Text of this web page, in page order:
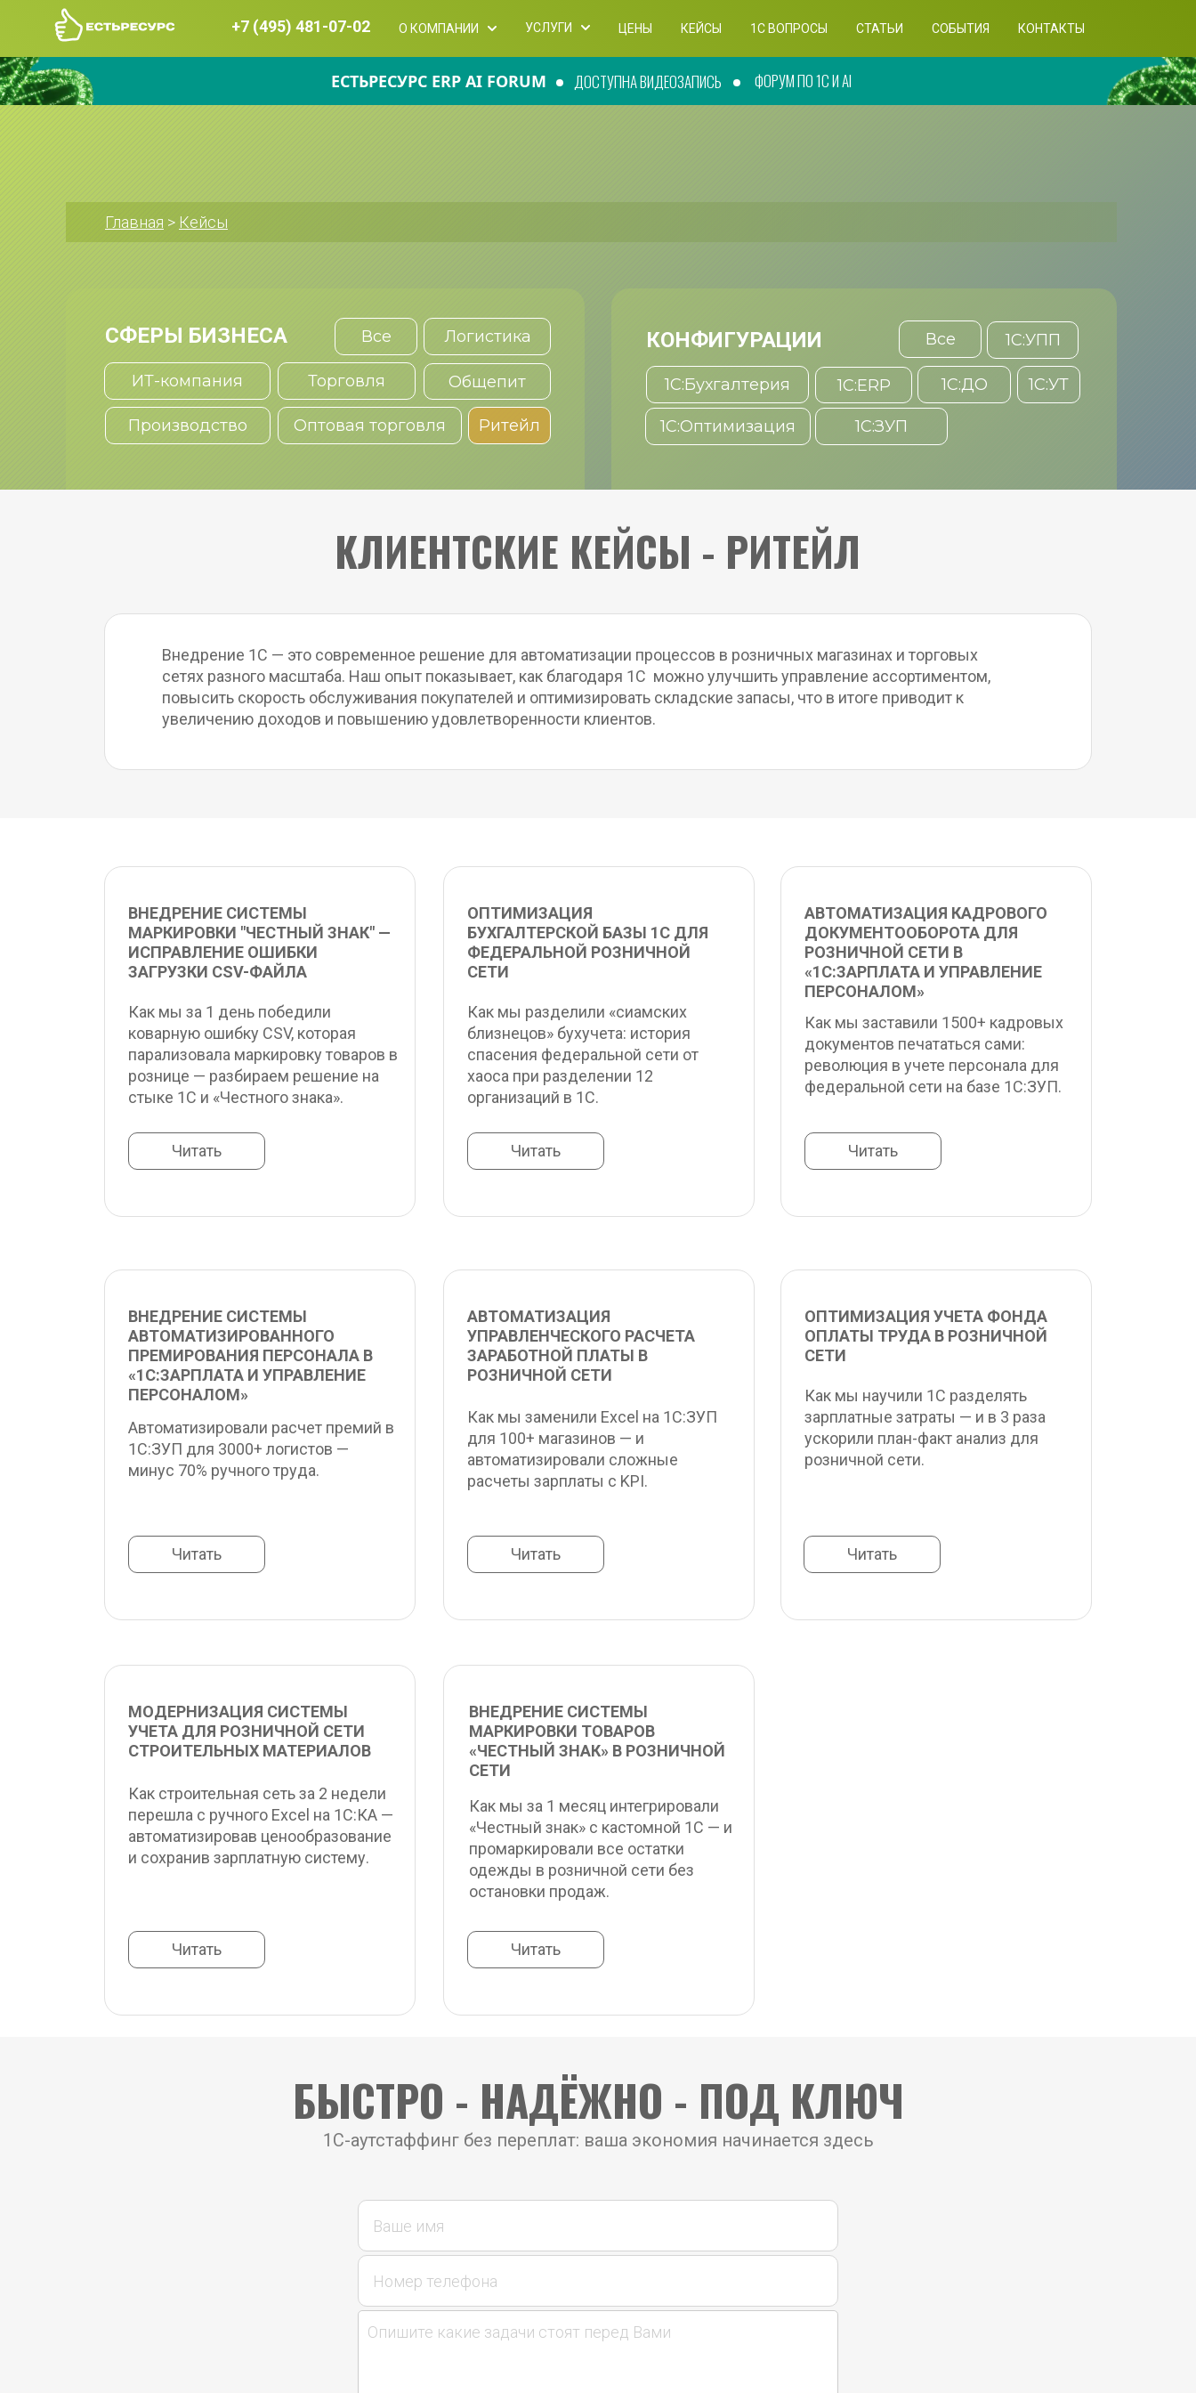
+7 (495) 481-07-02 О КОМПАНИИ УСЛУГИ ЦЕНЫ КЕЙСЫ 1C ВОПРОСЫ СТАТЬИ СОБЫТИЯ КОНТАКТЫ
ЕСТЬРЕСУРС ERP AI FORUM ФОРУМ ПО 1С И AI
ДОСТУПНА ВИДЕОЗАПИСЬ
СФЕРЫ БИЗНЕСА
ИТ-компания
Оптовая торговля
Торговля
Все
Производство Ритейл
Логистика
Общепит
Главная > Кейсы
КОНФИГУРАЦИИ Все
1С:Бухгалтерия 1С:ERP 1C:ДО
1С:ЗУП
1C:Оптимизация
1С:УПП
1С:УТ
КЛИЕНТСКИЕ КЕЙСЫ - РИТЕЙЛ
Внедрение 1С — это современное решение для автоматизации процессов в розничных магазинах и торговых
сетях разного масштаба. Наш опыт показывает, как благодаря 1С  можно улучшить управление ассортиментом,
повысить скорость обслуживания покупателей и оптимизировать складские запасы, что в итоге приводит к
увеличению доходов и повышению удовлетворенности клиентов.
Читать
ВНЕДРЕНИЕ СИСТЕМЫ
МАРКИРОВКИ "ЧЕСТНЫЙ ЗНАК" —
ИСПРАВЛЕНИЕ ОШИБКИ
ЗАГРУЗКИ CSV-ФАЙЛА
Как мы за 1 день победили
коварную ошибку CSV, которая
парализовала маркировку товаров в
рознице — разбираем решение на
стыке 1С и «Честного знака».
Читать
ОПТИМИЗАЦИЯ
БУХГАЛТЕРСКОЙ БАЗЫ 1С ДЛЯ
ФЕДЕРАЛЬНОЙ РОЗНИЧНОЙ
СЕТИ
Как мы разделили «сиамских
близнецов» бухучета: история
спасения федеральной сети от
хаоса при разделении 12
организаций в 1С.
Читать
АВТОМАТИЗАЦИЯ КАДРОВОГО
ДОКУМЕНТООБОРОТА ДЛЯ
РОЗНИЧНОЙ СЕТИ В
«1С:ЗАРПЛАТА И УПРАВЛЕНИЕ
ПЕРСОНАЛОМ»
Как мы заставили 1500+ кадровых
документов печататься сами:
революция в учете персонала для
федеральной сети на базе 1С:ЗУП.
Читать
ВНЕДРЕНИЕ СИСТЕМЫ
АВТОМАТИЗИРОВАННОГО
ПРЕМИРОВАНИЯ ПЕРСОНАЛА В
«1С:ЗАРПЛАТА И УПРАВЛЕНИЕ
ПЕРСОНАЛОМ»
Автоматизировали расчет премий в
1С:ЗУП для 3000+ логистов —
минус 70% ручного труда.
Читать
АВТОМАТИЗАЦИЯ
УПРАВЛЕНЧЕСКОГО РАСЧЕТА
ЗАРАБОТНОЙ ПЛАТЫ В
РОЗНИЧНОЙ СЕТИ
Как мы заменили Excel на 1С:ЗУП
для 100+ магазинов — и
автоматизировали сложные
расчеты зарплаты с KPI.
Читать
ОПТИМИЗАЦИЯ УЧЕТА ФОНДА
ОПЛАТЫ ТРУДА В РОЗНИЧНОЙ
СЕТИ
Как мы научили 1С разделять
зарплатные затраты — и в 3 раза
ускорили план-факт анализ для
розничной сети.
Читать
МОДЕРНИЗАЦИЯ СИСТЕМЫ
УЧЕТА ДЛЯ РОЗНИЧНОЙ СЕТИ
СТРОИТЕЛЬНЫХ МАТЕРИАЛОВ
Как строительная сеть за 2 недели
перешла с ручного Excel на 1С:КА —
автоматизировав ценообразование
и сохранив зарплатную систему.
Читать
ВНЕДРЕНИЕ СИСТЕМЫ
МАРКИРОВКИ ТОВАРОВ
«ЧЕСТНЫЙ ЗНАК» В РОЗНИЧНОЙ
СЕТИ
Как мы за 1 месяц интегрировали
«Честный знак» с кастомной 1С — и
промаркировали все остатки
одежды в розничной сети без
остановки продаж.
БЫСТРО - НАДЁЖНО - ПОД КЛЮЧ
1С-аутстаффинг без переплат: ваша экономия начинается здесь